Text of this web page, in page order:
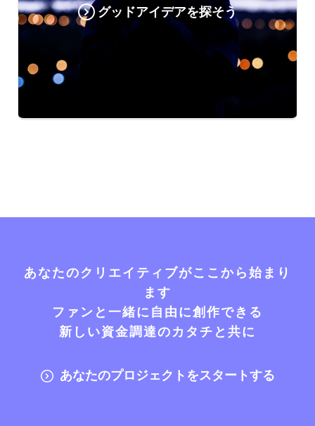
グッドアイデアを探そう
あなたのクリエイティブがここから始まり
ます
ファンと一緒に自由に創作できる
新しい資金調達のカタチと共に
あなたのプロジェクトをスタートする